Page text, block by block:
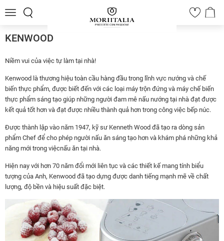
Toggle
0
KENWOOD
Niềm vui của việc tự làm tại nhà!
Kenwood là thương hiệu toàn cầu hàng đầu trong lĩnh vực nướng và chế
biến thực phẩm, được biết đến với các loại máy trộn đứng và máy chế biến
thực phẩm sáng tạo giúp những người đam mê nấu nướng tại nhà đạt được
kết quả tốt hơn và đạt được nhiều thành quả hơn trong công việc bếp núc.
Được thành lập vào năm 1947, kỹ sư Kenneth Wood đã tạo ra dòng sản
phẩm Chef để cho phép người nấu ăn sáng tạo hơn và khám phá những khả
năng mới trong việcnấu ăn tại nhà.
Hiện nay với hơn 70 năm đổi mới liên tục và các thiết kế mang tính biểu
tượng của Anh, Kenwood đã tạo dựng được danh tiếng mạnh mẽ về chất
lượng, độ bền và hiệu suất đặc biệt.